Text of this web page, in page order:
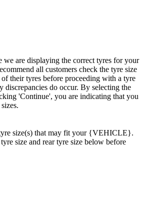
we are displaying the correct tyres for your
all customers check the tyre size
their tyres before proceeding with a tyre
discrepancies do occur. By selecting the
'Continue', you are indicating that you
size(s) that may fit your {VEHICLE}.
size and rear tyre size below before